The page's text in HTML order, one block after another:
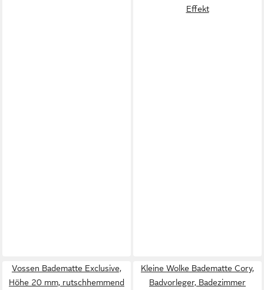
Effekt
Vossen Badematte Exclusive,
Höhe 20 mm, rutschhemmend
Kleine Wolke Badematte Cory,
Badvorleger, Badezimmer